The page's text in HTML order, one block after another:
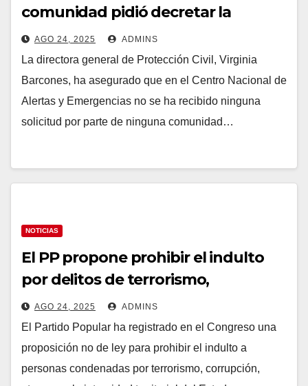
comunidad pidió decretar la
emergencia nacional tras ser
llamada «pirómana» y criticada por
el PP
AGO 24, 2025 ADMINS
La directora general de Protección Civil, Virginia
Barcones, ha asegurado que en el Centro Nacional de
Alertas y Emergencias no se ha recibido ninguna
solicitud por parte de ninguna comunidad…
NOTICIAS
El PP propone prohibir el indulto
por delitos de terrorismo,
corrupción y contra menores
AGO 24, 2025 ADMINS
El Partido Popular ha registrado en el Congreso una
proposición no de ley para prohibir el indulto a
personas condenadas por terrorismo, corrupción,